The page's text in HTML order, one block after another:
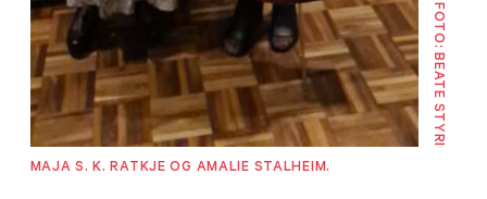
FOTO: BEATE STYRI
MAJA S. K. RATKJE OG AMALIE STALHEIM.